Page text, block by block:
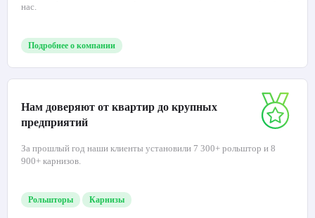
нас.
Подробнее о компании
Нам доверяют от квартир до крупных
предприятий
За прошлый год наши клиенты установили 7 300+ рольштор и 8
900+ карнизов.
Рольшторы Карнизы